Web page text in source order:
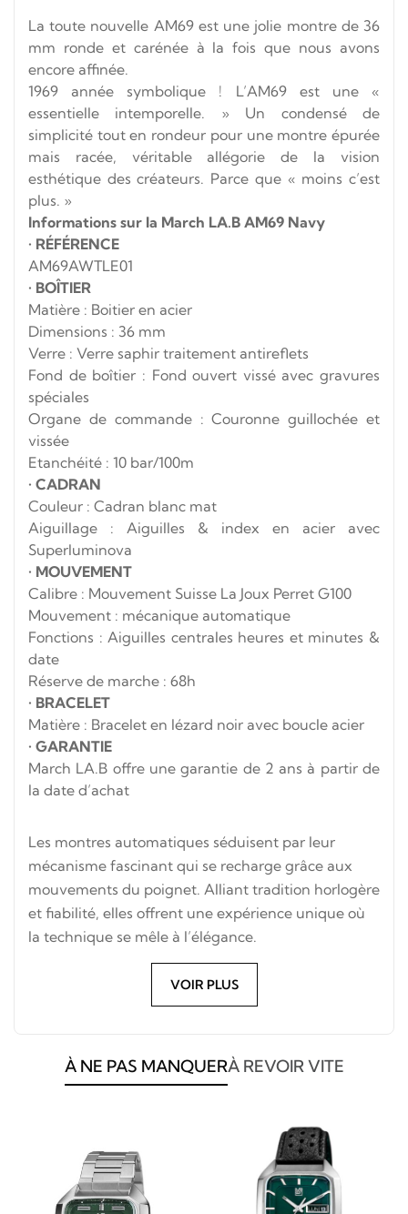
La toute nouvelle AM69 est une jolie montre de 36
mm ronde et carénée à la fois que nous avons
encore affinée.
1969 année symbolique ! L’AM69 est une «
essentielle intemporelle. » Un condensé de
simplicité tout en rondeur pour une montre épurée
mais racée, véritable allégorie de la vision
esthétique des créateurs. Parce que « moins c’est
plus. »
Informations sur la March LA.B AM69 Navy
• RÉFÉRENCE
AM69AWTLE01
• BOÎTIER
Matière : Boitier en acier
Dimensions : 36 mm
Verre : Verre saphir traitement antireflets
Fond de boîtier : Fond ouvert vissé avec gravures
spéciales
Organe de commande : Couronne guillochée et
vissée
Etanchéité : 10 bar/100m
• CADRAN
Couleur : Cadran blanc mat
Aiguillage : Aiguilles & index en acier avec
Superluminova
• MOUVEMENT
Calibre : Mouvement Suisse La Joux Perret G100
Mouvement : mécanique automatique
Fonctions : Aiguilles centrales heures et minutes &
date
Réserve de marche : 68h
• BRACELET
Matière : Bracelet en lézard noir avec boucle acier
• GARANTIE
March LA.B offre une garantie de 2 ans à partir de
la date d’achat
Les montres automatiques séduisent par leur
mécanisme fascinant qui se recharge grâce aux
mouvements du poignet. Alliant tradition horlogère
et fiabilité, elles offrent une expérience unique où
la technique se mêle à l’élégance.
VOIR PLUS
À NE PAS MANQUERÀ REVOIR VITE